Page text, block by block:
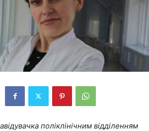
поліклінічним відділенням